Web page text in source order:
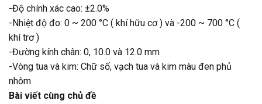
-Độ chính xác cao: ±2.0%
-Nhiệt độ đo: 0 ~ 200 °C ( khí hữu cơ ) và -200 ~ 700 °C (
khí trơ )
-Đường kính chân: 0, 10.0 và 12.0 mm
-Vòng tua và kim: Chữ số, vạch tua và kim màu đen phủ
nhôm
Bài viết cùng chủ đề